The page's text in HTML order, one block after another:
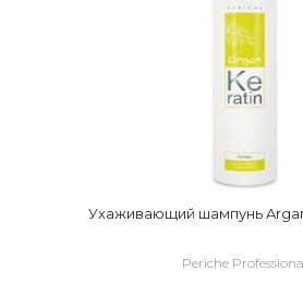
Ухаживающий шампунь
Periche